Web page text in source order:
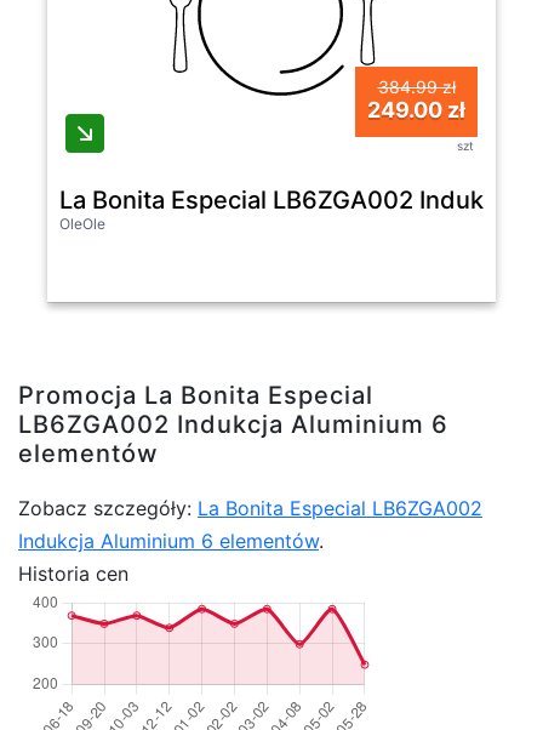
384.99 zł
249.00 zł
szt
La Bonita Especial LB6ZGA002 Indukcja
OleOle
Promocja La Bonita Especial
LB6ZGA002 Indukcja Aluminium 6
elementów
Zobacz szczegóły: La Bonita Especial LB6ZGA002
Indukcja Aluminium 6 elementów.
Historia cen